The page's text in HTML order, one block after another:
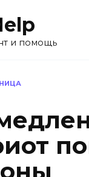
и помощь